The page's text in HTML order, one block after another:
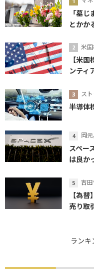
「墓
とかか
米
【米
ンティ
ス
半導体
岡
スペー
は良か
吉
【為
売り取
ランキ